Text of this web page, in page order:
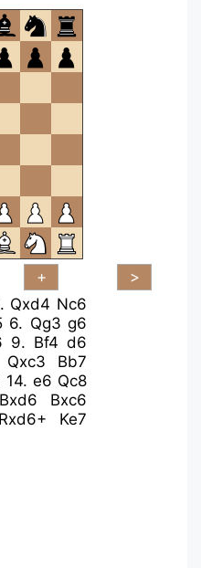
Qxd4 Nc6
6. Qg3 g6
9. Bf4 d6
Qxc3
Bb7
14. e6 Qc8
Bxd6
Bxc6
Rxd6+
Ke7